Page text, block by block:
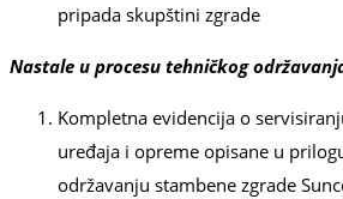
pripada skupštini zgrade
Nastale u procesu tehničkog
Kompletna evidencija o
uređaja i opreme opisane u
održavanju stambene zgrade